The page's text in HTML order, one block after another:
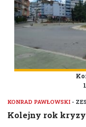
KONRAD PAWŁOWSKI -
Kolejny rok